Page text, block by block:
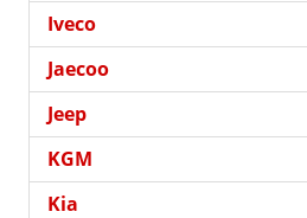
Iveco
Jaecoo
Jeep
KGM
Kia